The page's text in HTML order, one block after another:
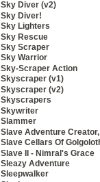
Sky Diver (v2)
Sky Diver!
Sky Lighters
Sky Rescue
Sky Scraper
Sky Warrior
Sky-Scraper Action
Skyscraper (v1)
Skyscraper (v2)
Skyscrapers
Skywriter
Slammer
Slave Adventure Creator,
Slave Cellars Of
Slave II - Nimral's Grace
Sleazy Adventure
Sleepwalker